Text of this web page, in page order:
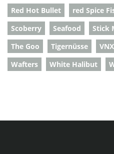
Red Hot Bullet
red Spice
Scoberry
Seafood Stick
The Goo
Tigernüsse
Wafters
White Halibut